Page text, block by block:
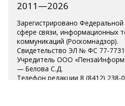
2011—2026
Зарегистрировано
сфере связи, информационных
коммуникаций (Роскомнадзор).
Свидетельство ЭЛ № ФС 77-
Учредитель ООО
— Белова С.Д.
Телефон редакции 8 (8412) 238-